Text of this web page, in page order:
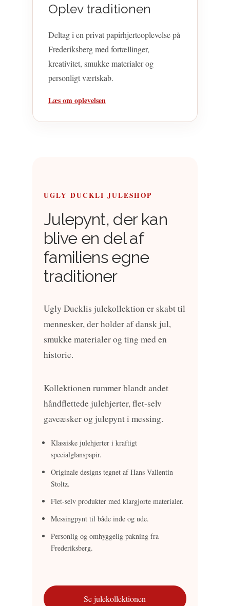
Oplev traditionen
Deltag i en privat papirhjerteoplevelse på
Frederiksberg med fortællinger,
kreativitet, smukke materialer og
personligt værtskab.
Læs om oplevelsen
UGLY DUCKLI JULESHOP
Julepynt, der kan
blive en del af
familiens egne
traditioner
Ugly Ducklis julekollektion er skabt til
mennesker, der holder af dansk jul,
smukke materialer og ting med en
historie.
Kollektionen rummer blandt andet
håndflettede julehjerter, flet-selv
gaveæsker og julepynt i messing.
Klassiske julehjerter i kraftigt
specialglanspapir.
Originale designs tegnet af Hans Vallentin
Stoltz.
Flet-selv produkter med klargjorte materialer.
Messingpynt til både inde og ude.
Personlig og omhyggelig pakning fra
Frederiksberg.
Se julekollektionen